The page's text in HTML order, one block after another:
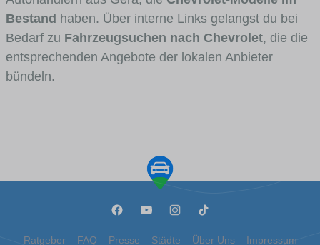
Bestand haben. Über interne Links gelangst du bei
Bedarf zu Fahrzeugsuchen nach Chevrolet, die die
entsprechenden Angebote der lokalen Anbieter
bündeln.
Ratgeber FAQ Presse Städte Über Uns Impressum